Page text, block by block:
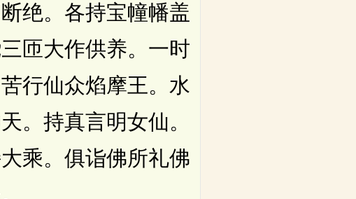
绝。各持宝幢幡盖
匝大作供养。一时
行仙众焰摩王。水
。持真言明女仙。
乘。俱诣佛所礼佛